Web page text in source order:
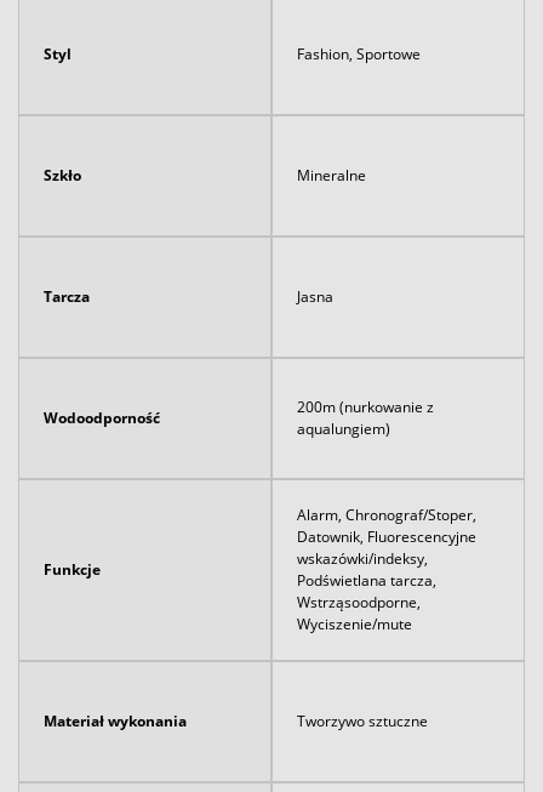
Styl Fashion, Sportowe
Szkło Mineralne
Tarcza Jasna
Wodoodporność
200m (nurkowanie z
aqualungiem)
Funkcje
Alarm, Chronograf/Stoper,
Datownik, Fluorescencyjne
wskazówki/indeksy,
Podświetlana tarcza,
Wstrząsoodporne,
Wyciszenie/mute
Materiał wykonania Tworzywo sztuczne